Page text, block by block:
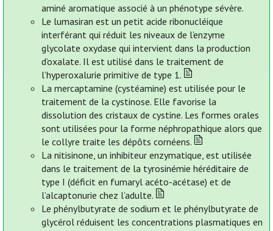
aminé aromatique associé à un phénotype sévère.
Le lumasiran est un petit acide ribonucléique
interférant qui réduit les niveaux de l’enzyme
glycolate oxydase qui intervient dans la production
d’oxalate. Il est utilisé dans le traitement de
l’hyperoxalurie primitive de type 1.
La mercaptamine (cystéamine) est utilisée pour le
traitement de la cystinose. Elle favorise la
dissolution des cristaux de cystine. Les formes orales
sont utilisées pour la forme néphropathique alors que
le collyre traite les dépôts cornéens.
La nitisinone, un inhibiteur enzymatique, est utilisée
dans le traitement de la tyrosinémie héréditaire de
type I (déficit en fumaryl acéto-acétase) et de
l’alcaptonurie chez l’adulte.
Le phénylbutyrate de sodium et le phénylbutyrate de
glycérol réduisent les concentrations plasmatiques en